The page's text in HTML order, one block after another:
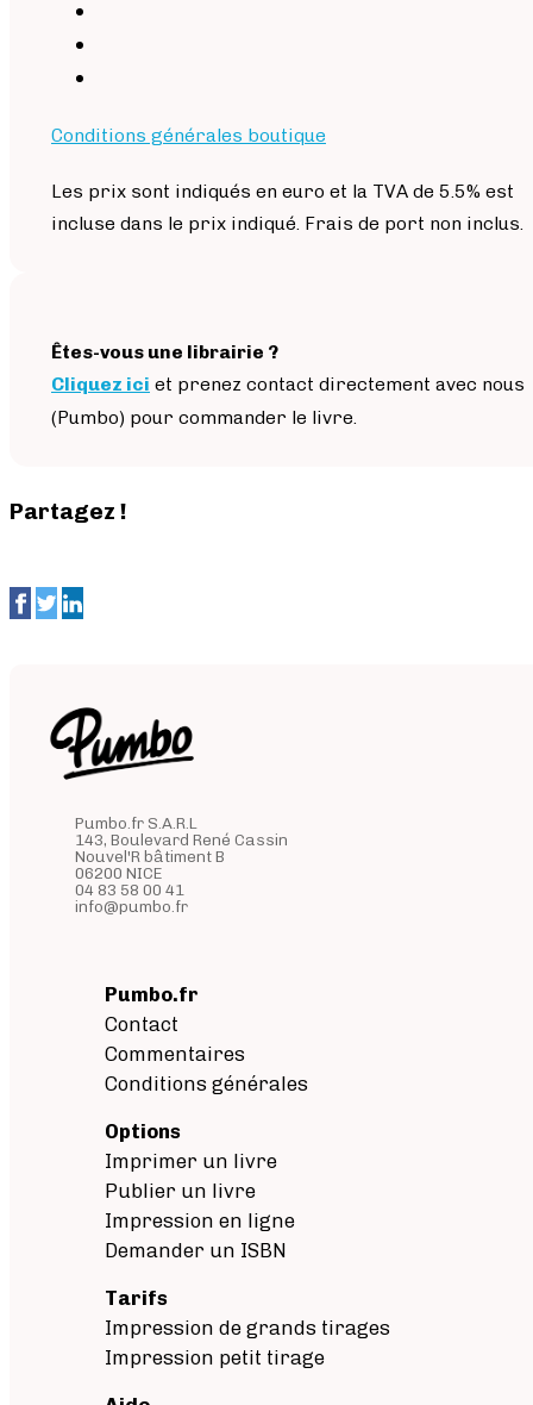
Conditions générales boutique
Les prix sont indiqués en euro et la TVA de 5.5% est
incluse dans le prix indiqué. Frais de port non inclus.
Êtes-vous une librairie ?
Cliquez ici et prenez contact directement avec nous
(Pumbo) pour commander le livre.
Partagez !
Pumbo.fr S.A.R.L
143, Boulevard René Cassin
Nouvel'R bâtiment B
06200 NICE
04 83 58 00 41
info@pumbo.fr
Pumbo.fr
Contact
Commentaires
Conditions générales
Options
Imprimer un livre
Publier un livre
Impression en ligne
Demander un ISBN
Tarifs
Impression de grands tirages
Impression petit tirage